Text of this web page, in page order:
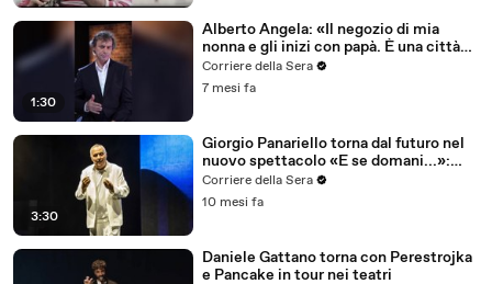
1:30
Alberto Angela: «Il negozio di mia
nonna e gli inizi con papà. È una città
che mi coccola e mi parla». Il dietro le
quinte di «Stanotte a Torino»
Corriere della Sera
7 mesi fa
3:30
Giorgio Panariello torna dal futuro nel
nuovo spettacolo «E se domani...»:
musica e battute al Teatro Brancaccio
Corriere della Sera
10 mesi fa
Daniele Gattano torna con Perestrojka
e Pancake in tour nei teatri